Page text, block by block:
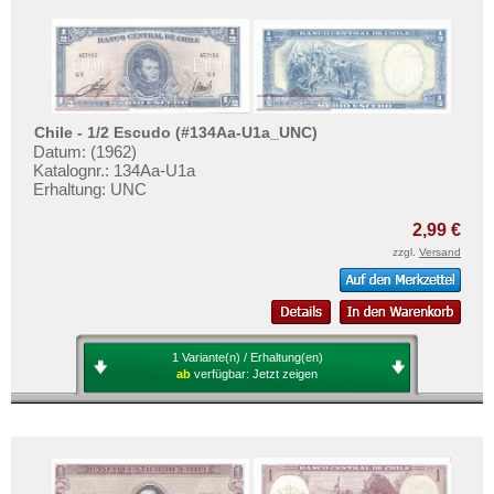
Chile - 1/2 Escudo (#134Aa-U1a_UNC)
Datum: (1962)
Katalognr.: 134Aa-U1a
Erhaltung: UNC
2,99 €
zzgl. Versand
1 Variante(n) / Erhaltung(en)
ab verfügbar: Jetzt zeigen